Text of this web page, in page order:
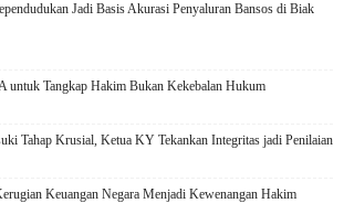
Jadi Basis Akurasi Penyaluran Bansos di Biak
Tangkap Hakim Bukan Kekebalan Hukum
Tahap Krusial, Ketua KY Tekankan Integritas jadi Penilaian
Keuangan Negara Menjadi Kewenangan Hakim